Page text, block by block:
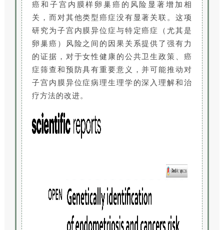
癌和子宫内膜样卵巢癌的风险显著增加相
关，而对其他类型癌症没有显著关联。这项
研究为子宫内膜异位症与特定癌症（尤其是
卵巢癌）风险之间的因果关系提供了强有力
的证据，对于女性健康的公共卫生政策、癌
症筛查和预防具有重要意义，并可能推动对
子宫内膜异位症病理生理学的深入理解和治
疗方法的改进。